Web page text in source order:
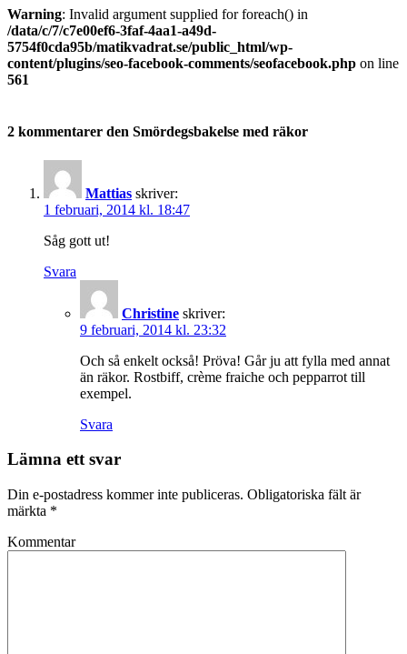
Warning: Invalid argument supplied for foreach() in
/data/c/7/c7e00ef6-3faf-4aa1-a49d-
5754f0cda95b/matikvadrat.se/public_html/wp-
content/plugins/seo-facebook-comments/seofacebook.php on line
561
2 kommentarer den Smördegsbakelse med räkor
Mattias skriver:
1 februari, 2014 kl. 18:47
Såg gott ut!
Svara
Christine skriver:
9 februari, 2014 kl. 23:32
Och så enkelt också! Pröva! Går ju att fylla med annat
än räkor. Rostbiff, crème fraiche och pepparrot till
exempel.
Svara
Lämna ett svar
Din e-postadress kommer inte publiceras. Obligatoriska fält är
märkta *
Kommentar